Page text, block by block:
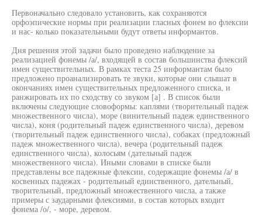
Первоначально следовало установить, как сохраняются
орфоэпические нормы при реализации гласных фонем во флексии
и нас- колько показательными будут ответы информантов.
Дня решения этой задачи было проведено наблюдение за
реализацией фонемы /а/, входящей в состав большинства флексий
имен существительных. В рамках теста 25 информантам было
предложено проанализировать те звуки, которые они слышат в
окончаниях имен существительных предложенного списка, и
ранжировать их по сходству со звуком [а] . В список были
включены следующие словоформы: каплями (творительный падеж
множественного числа), море (винительный падеж единственного
числа), коня (родительный падеж единственного числа), деревом
(творительный падеж единственного числа), собаках (предложный
падеж множественного числа), вечера (родительный падеж
единственного числа), колосьям (дательный падеж
множественного числа). Иными словами в списке были
представлены все падежные флексии, содержащие фонемы /а/ в
косвенных падежах - родительный единственного, дательный,
творительный, предложный множественного числа, а также
примеры с заударными флексиями, в состав которых входит
фонема /о/, - море, деревом.